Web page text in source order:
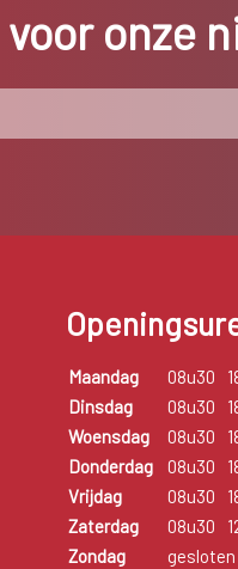
onze
Maandag 08u30
Dinsdag
08u30
Woensdag
08u30
Donderdag
08u30
Vrijdag
08u30
Zaterdag
08u30
Zondag
gesloten